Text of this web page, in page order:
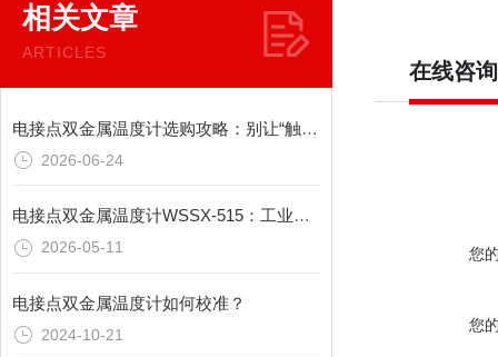
相关文章
ARTICLES
电接点双金属温度计选购攻略：别让“触点盲区”毁掉整套联锁
2026-06-24
电接点双金属温度计WSSX-515：工业现场温控与报警可靠之选
2026-05-11
电接点双金属温度计如何校准？
2024-10-21
在线咨询
您
您